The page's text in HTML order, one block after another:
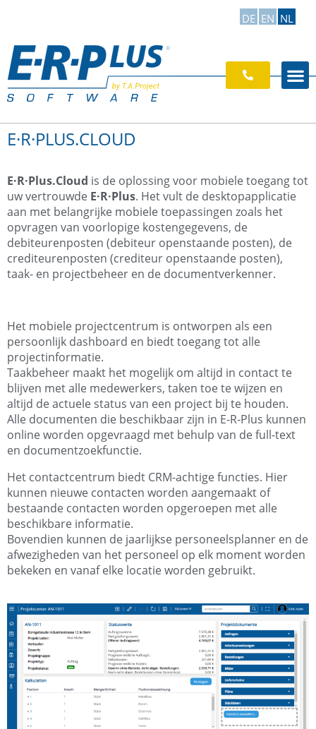
DE EN NL
E·R·PLUS.CLOUD
E·R·Plus.Cloud is de oplossing voor mobiele toegang tot
uw vertrouwde E·R·Plus. Het vult de desktopapplicatie
aan met belangrijke mobiele toepassingen zoals het
opvragen van voorlopige kostengegevens, de
debiteurenposten (debiteur openstaande posten), de
crediteurenposten (crediteur openstaande posten),
taak- en projectbeheer en de documentverkenner.
Het mobiele projectcentrum is ontworpen als een
persoonlijk dashboard en biedt toegang tot alle
projectinformatie.
Taakbeheer maakt het mogelijk om altijd in contact te
blijven met alle medewerkers, taken toe te wijzen en
altijd de actuele status van een project bij te houden.
Alle documenten die beschikbaar zijn in E-R-Plus kunnen
online worden opgevraagd met behulp van de full-text
en documentzoekfunctie.
Het contactcentrum biedt CRM-achtige functies. Hier
kunnen nieuwe contacten worden aangemaakt of
bestaande contacten worden opgeroepen met alle
beschikbare informatie.
Bovendien kunnen de jaarlijkse personeelsplanner en de
afwezigheden van het personeel op elk moment worden
bekeken en vanaf elke locatie worden gebruikt.